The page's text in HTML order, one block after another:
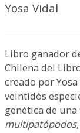
Yosa Vidal
Libro ganador
Chilena del
creado por
veintidós
genética de
multipatópodos